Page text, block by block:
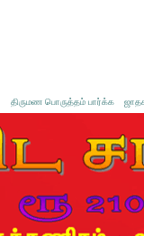
திருமண பொருத்தம் பார்க்க